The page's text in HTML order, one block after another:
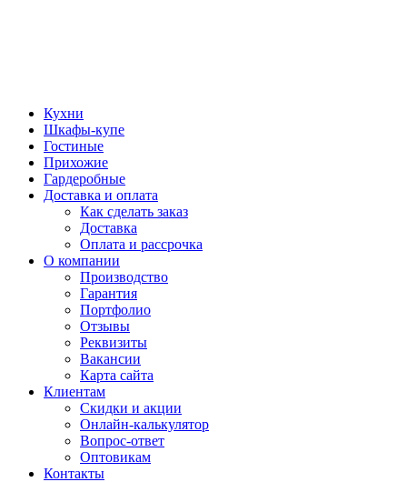
Кухни
Шкафы-купе
Гостиные
Прихожие
Гардеробные
Доставка и оплата
Как сделать заказ
Доставка
Оплата и рассрочка
О компании
Производство
Гарантия
Портфолио
Отзывы
Реквизиты
Вакансии
Карта сайта
Клиентам
Скидки и акции
Онлайн-калькулятор
Вопрос-ответ
Оптовикам
Контакты